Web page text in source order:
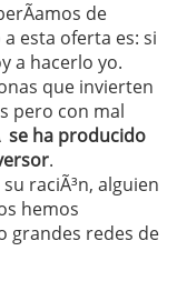
de
esta oferta es: si
a hacerlo yo.
que invierten
pero con mal
se ha producido
.
raciÃ³n, alguien
hemos
grandes redes de